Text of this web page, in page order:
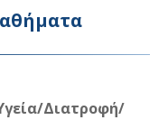
Διατροφή/